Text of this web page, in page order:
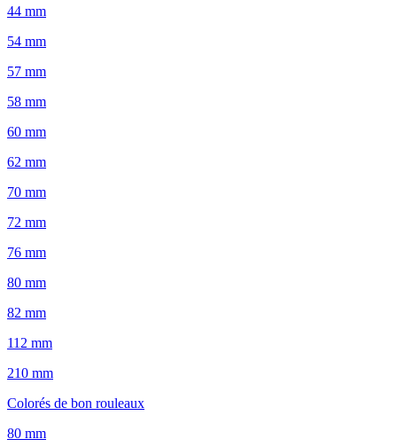
44 mm
54 mm
57 mm
58 mm
60 mm
62 mm
70 mm
72 mm
76 mm
80 mm
82 mm
112 mm
210 mm
Colorés de bon rouleaux
80 mm